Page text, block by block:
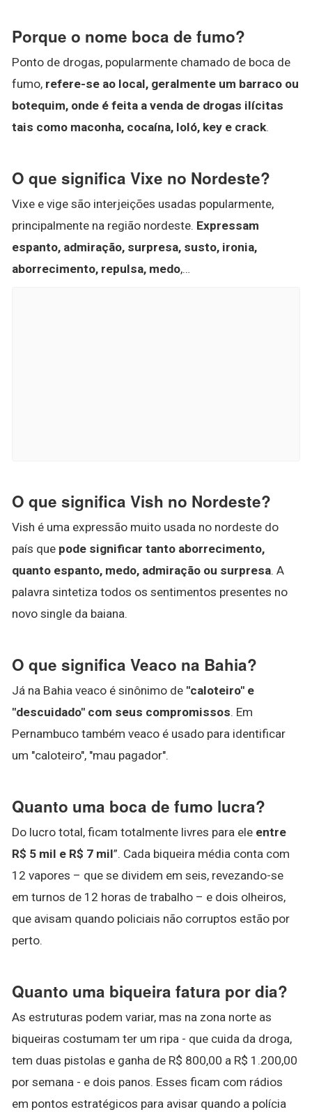
Porque o nome boca de fumo?
Ponto de drogas, popularmente chamado de boca de
fumo, refere-se ao local, geralmente um barraco ou
botequim, onde é feita a venda de drogas ilícitas
tais como maconha, cocaína, loló, key e crack.
O que significa Vixe no Nordeste?
Vixe e vige são interjeições usadas popularmente,
principalmente na região nordeste. Expressam
espanto, admiração, surpresa, susto, ironia,
aborrecimento, repulsa, medo,…
O que significa Vish no Nordeste?
Vish é uma expressão muito usada no nordeste do
país que pode significar tanto aborrecimento,
quanto espanto, medo, admiração ou surpresa. A
palavra sintetiza todos os sentimentos presentes no
novo single da baiana.
O que significa Veaco na Bahia?
Já na Bahia veaco é sinônimo de "caloteiro" e
"descuidado" com seus compromissos. Em
Pernambuco também veaco é usado para identificar
um "caloteiro", "mau pagador".
Quanto uma boca de fumo lucra?
Do lucro total, ficam totalmente livres para ele entre
R$ 5 mil e R$ 7 mil”. Cada biqueira média conta com
12 vapores – que se dividem em seis, revezando-se
em turnos de 12 horas de trabalho – e dois olheiros,
que avisam quando policiais não corruptos estão por
perto.
Quanto uma biqueira fatura por dia?
As estruturas podem variar, mas na zona norte as
biqueiras costumam ter um ripa - que cuida da droga,
tem duas pistolas e ganha de R$ 800,00 a R$ 1.200,00
por semana - e dois panos. Esses ficam com rádios
em pontos estratégicos para avisar quando a polícia